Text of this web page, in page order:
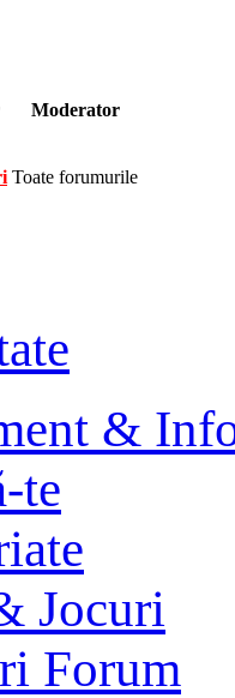
Moderator
Toate forumurile
&
te
Jocuri
Forum